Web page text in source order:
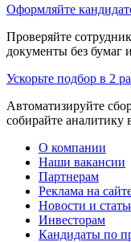
Оформляйте
Проверяйте
документы без бумаг
Ускорьте подбор в 2
Автоматизируйте
собирайте аналитику
О компании
Наши вакансии
Партнерам
Реклама на
Новости и
Инвесторам
Кандидаты по